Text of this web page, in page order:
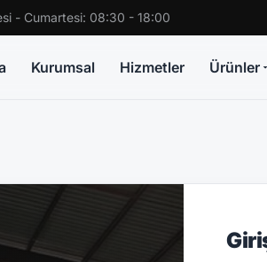
- Cumartesi: 08:30 - 18:00
Kurumsal Hizmetler Ürünler